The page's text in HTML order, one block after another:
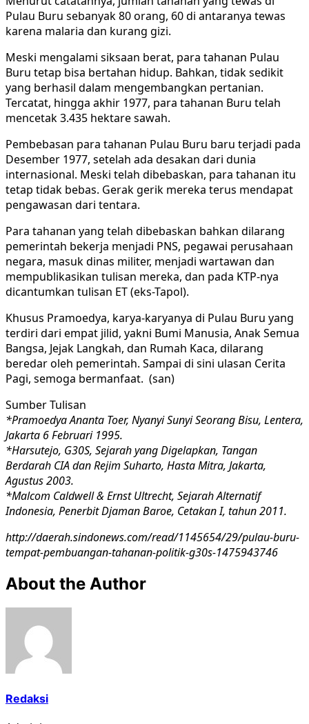
Pulau Buru sebanyak 80 orang, 60 di antaranya tewas
karena malaria dan kurang gizi.
Meski mengalami siksaan berat, para tahanan Pulau
Buru tetap bisa bertahan hidup. Bahkan, tidak sedikit
yang berhasil dalam mengembangkan pertanian.
Tercatat, hingga akhir 1977, para tahanan Buru telah
mencetak 3.435 hektare sawah.
Pembebasan para tahanan Pulau Buru baru terjadi pada
Desember 1977, setelah ada desakan dari dunia
internasional. Meski telah dibebaskan, para tahanan itu
tetap tidak bebas. Gerak gerik mereka terus mendapat
pengawasan dari tentara.
Para tahanan yang telah dibebaskan bahkan dilarang
pemerintah bekerja menjadi PNS, pegawai perusahaan
negara, masuk dinas militer, menjadi wartawan dan
mempublikasikan tulisan mereka, dan pada KTP-nya
dicantumkan tulisan ET (eks-Tapol).
Khusus Pramoedya, karya-karyanya di Pulau Buru yang
terdiri dari empat jilid, yakni Bumi Manusia, Anak Semua
Bangsa, Jejak Langkah, dan Rumah Kaca, dilarang
beredar oleh pemerintah. Sampai di sini ulasan Cerita
Pagi, semoga bermanfaat. (san)
Sumber Tulisan
*Pramoedya Ananta Toer, Nyanyi Sunyi Seorang Bisu, Lentera,
Jakarta 6 Februari 1995.
*Harsutejo, G30S, Sejarah yang Digelapkan, Tangan
Berdarah CIA dan Rejim Suharto, Hasta Mitra, Jakarta,
Agustus 2003.
*Malcom Caldwell & Ernst Ultrecht, Sejarah Alternatif
Indonesia, Penerbit Djaman Baroe, Cetakan I, tahun 2011.
http://daerah.sindonews.com/read/1145654/29/pulau-buru-
tempat-pembuangan-tahanan-politik-g30s-1475943746
About the Author
Redaksi